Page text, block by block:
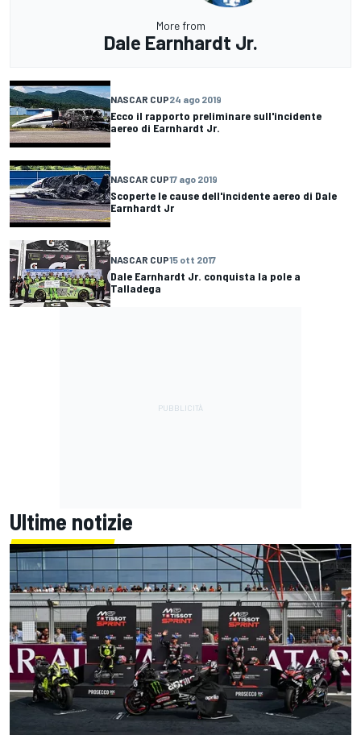
More from
Dale Earnhardt Jr.
NASCAR CUP24 ago 2019
Ecco il rapporto preliminare sull'incidente
aereo di Earnhardt Jr.
NASCAR CUP17 ago 2019
Scoperte le cause dell'incidente aereo di Dale
Earnhardt Jr
NASCAR CUP15 ott 2017
Dale Earnhardt Jr. conquista la pole a
Talladega
Ultime notizie